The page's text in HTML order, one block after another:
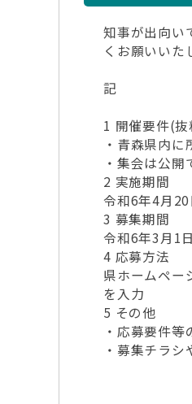
知事が出向い
くお願いいた
記
1 開催要件(
・青森県内
・集会は公
2 実施期間
令和6年4月
3 募集期間
令和6年3月1
4 応募方法
県ホームペー
を入力
5 その他
・応募要件等
・募集チラ